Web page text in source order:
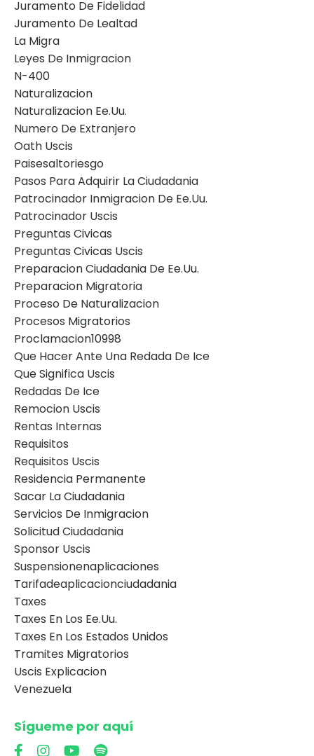
Juramento De Fidelidad
Juramento De Lealtad
La Migra
Leyes De Inmigracion
N-400
Naturalizacion
Naturalizacion Ee.uu.
Numero De Extranjero
Oath Uscis
Paisesaltoriesgo
Pasos Para Adquirir La Ciudadania
Patrocinador Inmigracion De Ee.uu.
Patrocinador Uscis
Preguntas Civicas
Preguntas Civicas Uscis
Preparacion Ciudadania De Ee.uu.
Preparacion Migratoria
Proceso De Naturalizacion
Procesos Migratorios
Proclamacion10998
Que Hacer Ante Una Redada De Ice
Que Significa Uscis
Redadas De Ice
Remocion Uscis
Rentas Internas
Requisitos
Requisitos Uscis
Residencia Permanente
Sacar La Ciudadania
Servicios De Inmigracion
Solicitud Ciudadania
Sponsor Uscis
Suspensionenaplicaciones
Tarifadeaplicacionciudadania
Taxes
Taxes En Los Ee.uu.
Taxes En Los Estados Unidos
Tramites Migratorios
Uscis Explicacion
Venezuela
Sígueme por aquí